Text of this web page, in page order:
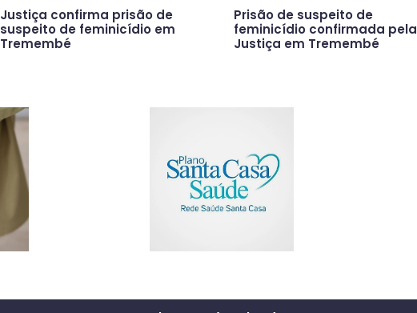
Justiça confirma prisão de
suspeito de feminicídio em
Tremembé
Prisão de suspeito de
feminicídio confirmada pela
Justiça em Tremembé